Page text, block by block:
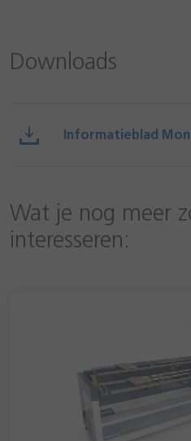
Downloads
Informatieblad
Wat je nog meer
interesseren: